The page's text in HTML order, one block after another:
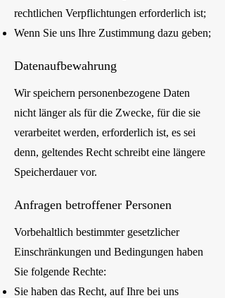
rechtlichen Verpflichtungen erforderlich ist;
Wenn Sie uns Ihre Zustimmung dazu geben;
Datenaufbewahrung
Wir speichern personenbezogene Daten
nicht länger als für die Zwecke, für die sie
verarbeitet werden, erforderlich ist, es sei
denn, geltendes Recht schreibt eine längere
Speicherdauer vor.
Anfragen betroffener Personen
Vorbehaltlich bestimmter gesetzlicher
Einschränkungen und Bedingungen haben
Sie folgende Rechte:
Sie haben das Recht, auf Ihre bei uns